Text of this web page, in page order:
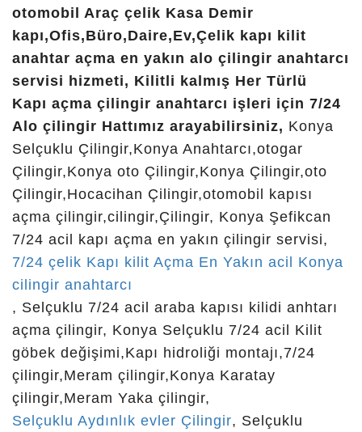
çilingir konya selçuklu, selçuklu da çilingir, konya
çilingir hizmeti, anahtarcı hasan , nöbetçi çilingir,
ismail çilingir konya anahtarcı, konya oto anahtar,
orhangazi çilingir, ihsaniye çilingir, selçuk çilingir,
yenikent çilingir, mengene çilingir anahtarcı,
kurtuluş çilingir, konya real çilingir, konya çilingir
0, konya oto cilingir, konya öğretmen evleri,
konya anahtarcılar, konyalı ali hoca, tekay kapı
hidroliği, yenimahalle çilingir, beyşehir otogar,
konya doğanlar mahallesi, konya otogar çilingir
anahtarcı, süleyman şah çilingir, konya karatay
çilingir numarası, konya selcuklu cilingir
numarasi, çilingir bosna, konyada çilingir,
selçuklu tepekent, tekay hidrolik, kale kapı
hidroliği, 24 saat açık çilingir, 24 saat çilingir, en
yakın çilingir nerede, en yakın çilingirci, konya
cilingirciler, oto anahtar konya, çilingir en yakın,
çilingir karatay konya, şems konağı konya,
çilingirler, en yakın çilingir anahtarcı, cilingirci,
otomobil Araç çelik Kasa Demir
kapı,Ofis,Büro,Daire,Ev,Çelik kapı kilit
anahtar açma en yakın alo çilingir anahtarcı
servisi hizmeti, Kilitli kalmış Her Türlü
Kapı açma çilingir anahtarcı işleri için 7/24
Alo çilingir Hattımız arayabilirsiniz, Konya
Selçuklu Çilingir,Konya Anahtarcı,otogar
Çilingir,Konya oto Çilingir,Konya Çilingir,oto
Çilingir,Hocacihan Çilingir,otomobil kapısı
açma çilingir,cilingir,Çilingir, Konya Şefikcan
7/24 acil kapı açma en yakın çilingir servisi,
7/24 çelik Kapı kilit Açma En Yakın acil Konya
cilingir anahtarcı
, Selçuklu 7/24 acil araba kapısı kilidi anhtarı
açma çilingir, Konya Selçuklu 7/24 acil Kilit
göbek değişimi,Kapı hidroliği montajı,7/24
çilingir,Meram çilingir,Konya Karatay
çilingir,Meram Yaka çilingir,
Selçuklu Aydınlık evler Çilingir, Selçuklu